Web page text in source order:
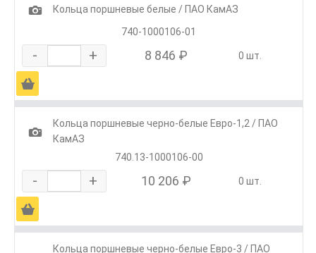
1
Кольца поршневые белые / ПАО КамАЗ
740-1000106-01
- + 8 846 ₽ 0 шт.
Ä
1
Кольца поршневые черно-белые Евро-1,2 / ПАО
КамАЗ
740.13-1000106-00
- + 10 206 ₽ 0 шт.
Ä
Кольца поршневые черно-белые Евро-3 / ПАО